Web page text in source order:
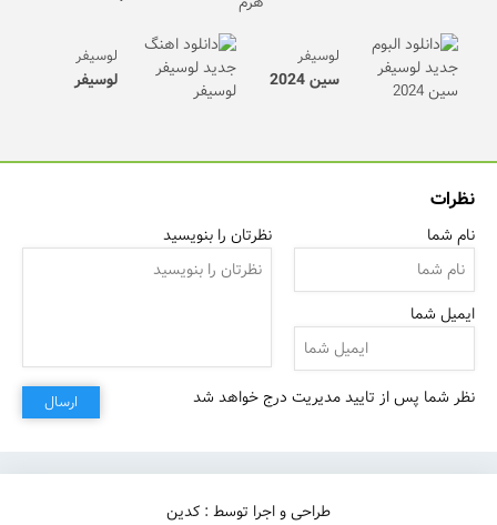
لوسیفر
سین 2024
لوسیفر
لوسیفر
نظرات
نام شما
ایمیل شما
نظرتان را بنویسید
نظر شما پس از تایید مدیریت درج خواهد شد ارسال
طراحی و اجرا توسط : کدین